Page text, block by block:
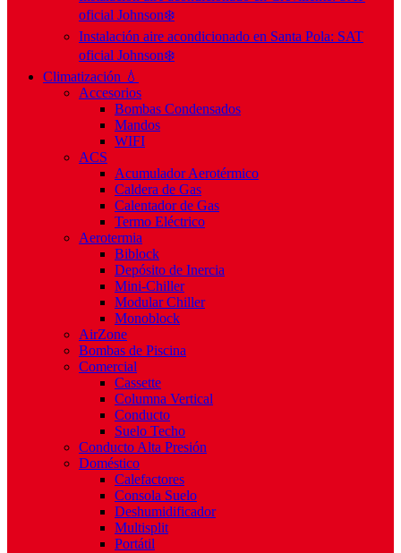
oficial Johnson❄️
Instalación aire acondicionado en Santa Pola: SAT
oficial Johnson❄️
Climatización 💧
Accesorios
Bombas Condensados
Mandos
WIFI
ACS
Acumulador Aerotérmico
Caldera de Gas
Calentador de Gas
Termo Eléctrico
Aerotermia
Biblock
Depósito de Inercia
Mini-Chiller
Modular Chiller
Monoblock
AirZone
Bombas de Piscina
Comercial
Cassette
Columna Vertical
Conducto
Suelo Techo
Conducto Alta Presión
Doméstico
Calefactores
Consola Suelo
Deshumidificador
Multisplit
Portátil